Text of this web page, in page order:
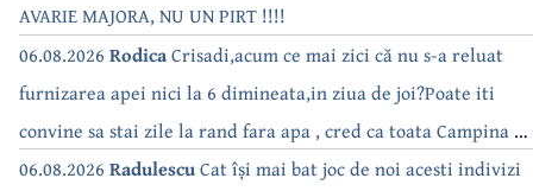
AVARIE MAJORA, NU UN PIRT !!!!
06.08.2026 RodicaCrisadi,acum ce mai zici că nu s-a reluat
furnizarea apei nici la 6 dimineata,in ziua de joi?Poate iti
convine sa stai zile la rand fara apa , cred ca toata Campina s-
a săturat de cate ori se tot oprește apa!!
06.08.2026 RadulescuCat își mai bat joc de noi acesti indivizi